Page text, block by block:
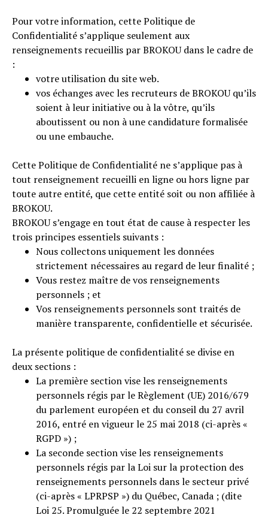
Pour votre information, cette Politique de
Confidentialité s’applique seulement aux
renseignements recueillis par BROKOU dans le cadre de
:
votre utilisation du site web.
vos échanges avec les recruteurs de BROKOU qu’ils
soient à leur initiative ou à la vôtre, qu’ils
aboutissent ou non à une candidature formalisée
ou une embauche.
Cette Politique de Confidentialité ne s’applique pas à
tout renseignement recueilli en ligne ou hors ligne par
toute autre entité, que cette entité soit ou non affiliée à
BROKOU.
BROKOU s’engage en tout état de cause à respecter les
trois principes essentiels suivants :
Nous collectons uniquement les données
strictement nécessaires au regard de leur finalité ;
Vous restez maître de vos renseignements
personnels ; et
Vos renseignements personnels sont traités de
manière transparente, confidentielle et sécurisée.
La présente politique de confidentialité se divise en
deux sections :
La première section vise les renseignements
personnels régis par le Règlement (UE) 2016/679
du parlement européen et du conseil du 27 avril
2016, entré en vigueur le 25 mai 2018 (ci-après «
RGPD ») ;
La seconde section vise les renseignements
personnels régis par la Loi sur la protection des
renseignements personnels dans le secteur privé
(ci-après « LPRPSP ») du Québec, Canada ; (dite
Loi 25. Promulguée le 22 septembre 2021